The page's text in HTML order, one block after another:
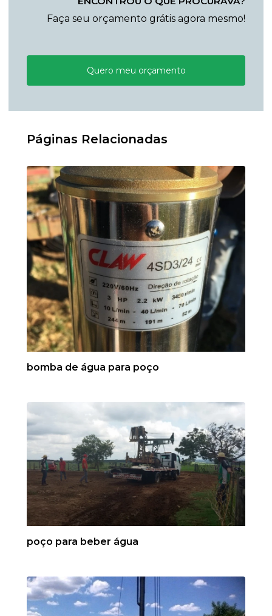
Faça seu orçamento grátis agora mesmo!
Quero meu orçamento
Páginas Relacionadas
bomba de água para poço
poço para beber água